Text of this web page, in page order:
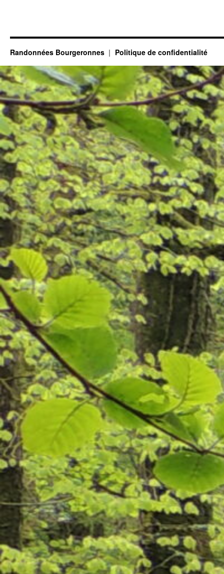
Randonnées Bourgeronnes Politique de confidentialité